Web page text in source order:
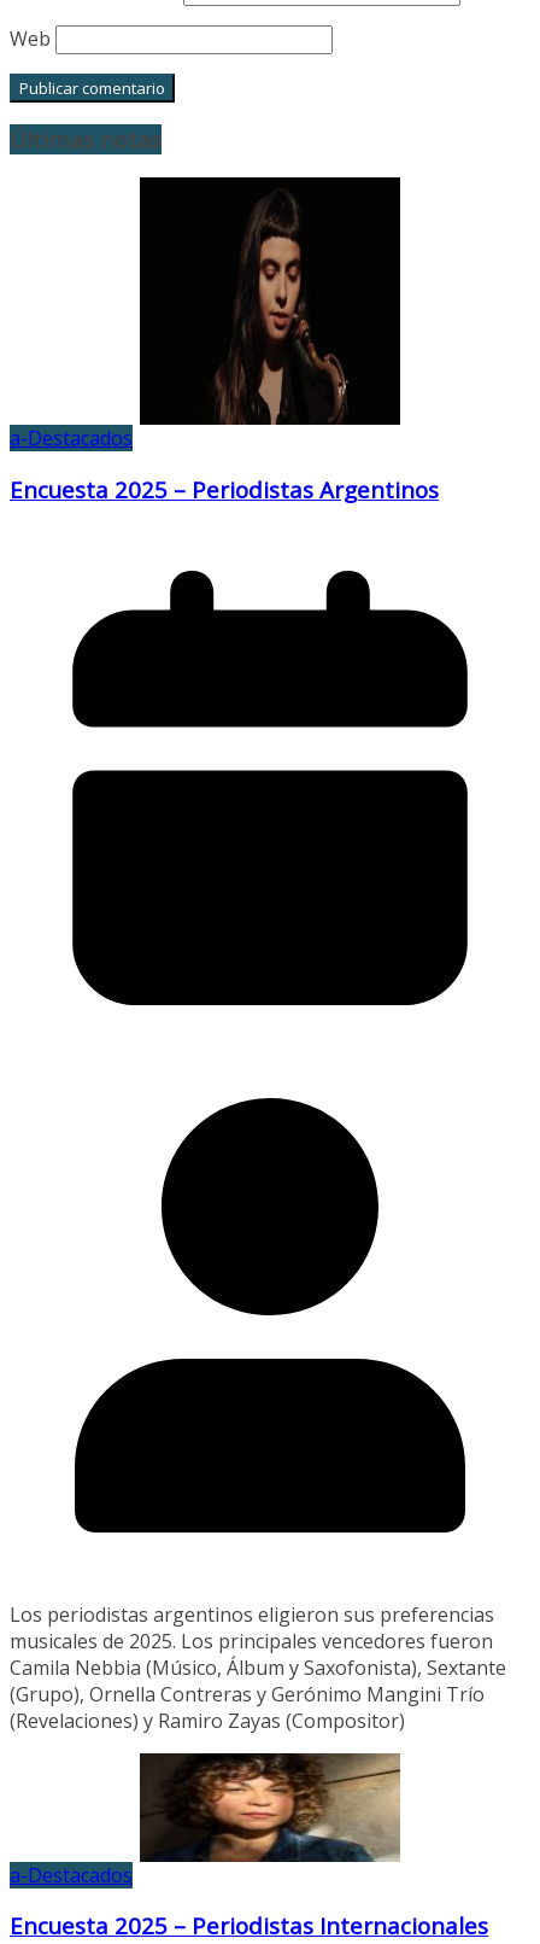
Web
Últimas notas
a-Destacados
Encuesta 2025 – Periodistas Argentinos
Los periodistas argentinos eligieron sus preferencias
musicales de 2025. Los principales vencedores fueron
Camila Nebbia (Músico, Álbum y Saxofonista), Sextante
(Grupo), Ornella Contreras y Gerónimo Mangini Trío
(Revelaciones) y Ramiro Zayas (Compositor)
a-Destacados
Encuesta 2025 – Periodistas Internacionales